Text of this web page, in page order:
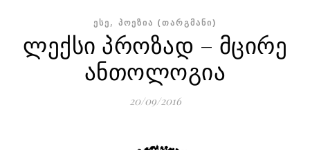
ᲔᲡᲔ, ᲞᲝᲔᲖᲘᲐ (ᲗᲐᲠᲒᲛᲐᲜᲘ)
ლექსი პროზად – მცირე
ანთოლოგია
20/09/2016